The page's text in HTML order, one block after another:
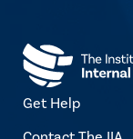
Get Help